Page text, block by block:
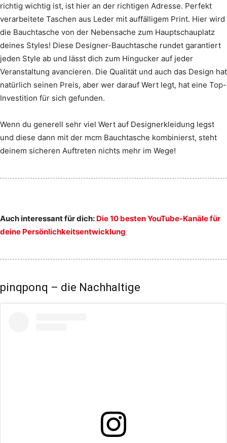
richtig wichtig ist, ist hier an der richtigen Adresse. Perfekt
verarbeitete Taschen aus Leder mit auffälligem Print. Hier wird
die Bauchtasche von der Nebensache zum Hauptschauplatz
deines Styles! Diese Designer-Bauchtasche rundet garantiert
jeden Style ab und lässt dich zum Hingucker auf jeder
Veranstaltung avancieren. Die Qualität und auch das Design hat
natürlich seinen Preis, aber wer darauf Wert legt, hat eine Top-
Investition für sich gefunden.
Wenn du generell sehr viel Wert auf Designerkleidung legst
und diese dann mit der mcm Bauchtasche kombinierst, steht
deinem sicheren Auftreten nichts mehr im Wege!
Auch interessant für dich: Die 10 besten YouTube-Kanäle für
deine Persönlichkeitsentwicklung
pinqponq – die Nachhaltige